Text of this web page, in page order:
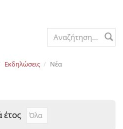
Search form
Εκδηλώσεις Νέα
Αναζήτηση Νέων ανά
Year